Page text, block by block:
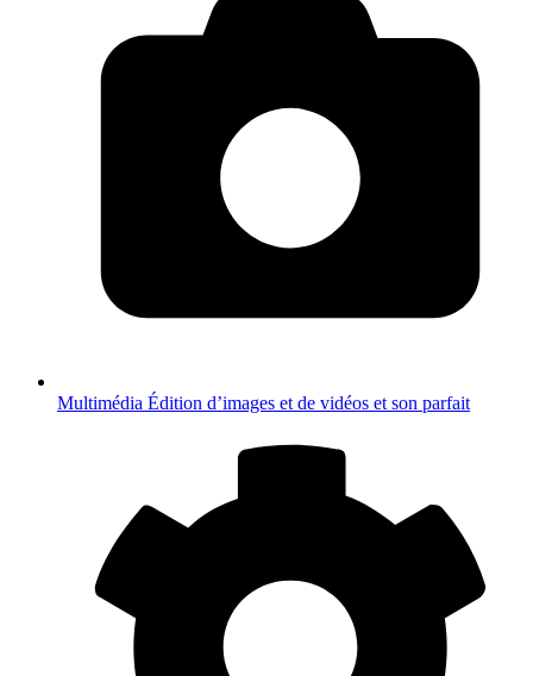
Multimédia Édition d’images et de vidéos et son parfait